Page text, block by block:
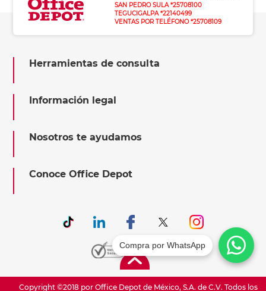
SAN PEDRO SULA *25708100
TEGUCIGALPA *22140499
VENTAS POR TELÉFONO *25708109
Herramientas de consulta
Información legal
Nosotros te ayudamos
Conoce Office Depot
Copyright ©2018 por Office Depot de México, S.A. de C.V. Todos los
Compra por WhatsApp